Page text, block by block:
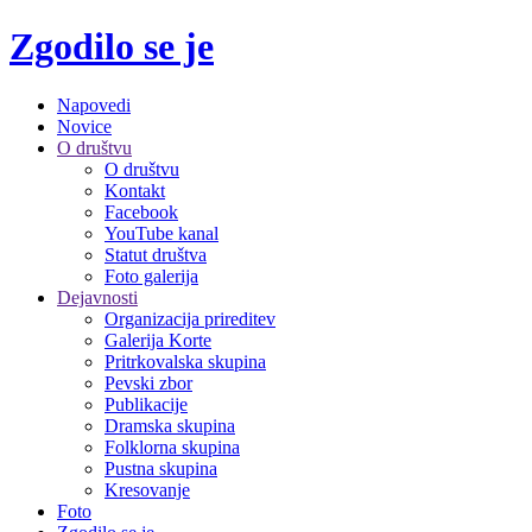
Zgodilo se je
Napovedi
Novice
O društvu
O društvu
Kontakt
Facebook
YouTube kanal
Statut društva
Foto galerija
Dejavnosti
Organizacija prireditev
Galerija Korte
Pritrkovalska skupina
Pevski zbor
Publikacije
Dramska skupina
Folklorna skupina
Pustna skupina
Kresovanje
Foto